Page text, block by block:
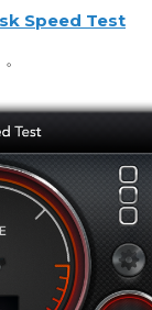
Speed Test